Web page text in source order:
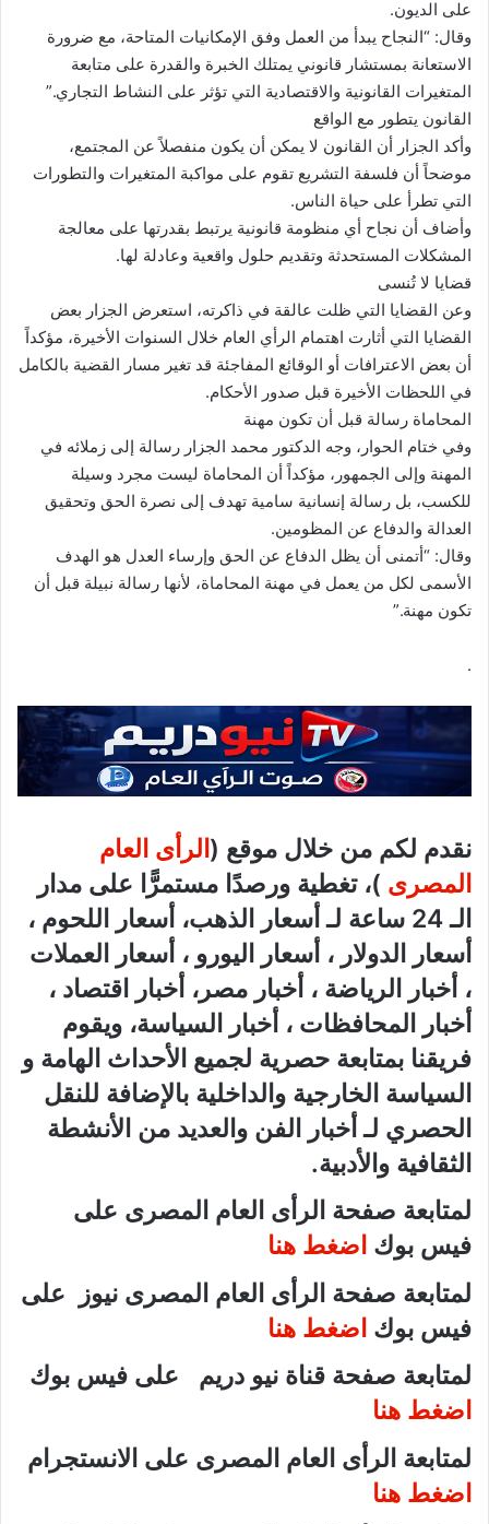
على الديون.
وقال: “النجاح يبدأ من العمل وفق الإمكانيات المتاحة، مع ضرورة
الاستعانة بمستشار قانوني يمتلك الخبرة والقدرة على متابعة
المتغيرات القانونية والاقتصادية التي تؤثر على النشاط التجاري.”
القانون يتطور مع الواقع
وأكد الجزار أن القانون لا يمكن أن يكون منفصلاً عن المجتمع،
موضحاً أن فلسفة التشريع تقوم على مواكبة المتغيرات والتطورات
التي تطرأ على حياة الناس.
وأضاف أن نجاح أي منظومة قانونية يرتبط بقدرتها على معالجة
المشكلات المستحدثة وتقديم حلول واقعية وعادلة لها.
قضايا لا تُنسى
وعن القضايا التي ظلت عالقة في ذاكرته، استعرض الجزار بعض
القضايا التي أثارت اهتمام الرأي العام خلال السنوات الأخيرة، مؤكداً
أن بعض الاعترافات أو الوقائع المفاجئة قد تغير مسار القضية بالكامل
في اللحظات الأخيرة قبل صدور الأحكام.
المحاماة رسالة قبل أن تكون مهنة
وفي ختام الحوار، وجه الدكتور محمد الجزار رسالة إلى زملائه في
المهنة وإلى الجمهور، مؤكداً أن المحاماة ليست مجرد وسيلة
للكسب، بل رسالة إنسانية سامية تهدف إلى نصرة الحق وتحقيق
العدالة والدفاع عن المظومين.
وقال: “أتمنى أن يظل الدفاع عن الحق وإرساء العدل هو الهدف
الأسمى لكل من يعمل في مهنة المحاماة، لأنها رسالة نبيلة قبل أن
تكون مهنة.”
.
نقدم لكم من خلال موقع ( الرأى العام
المصرى )، تغطية ورصدًا مستمرًّا على مدار
الـ 24 ساعة لـ أسعار الذهب، أسعار اللحوم ،
أسعار الدولار ، أسعار اليورو ، أسعار العملات
، أخبار الرياضة ، أخبار مصر، أخبار اقتصاد ،
أخبار المحافظات ، أخبار السياسة، ويقوم
فريقنا بمتابعة حصرية لجميع الأحداث الهامة و
السياسة الخارجية والداخلية بالإضافة للنقل
الحصري لـ أخبار الفن والعديد من الأنشطة
الثقافية والأدبية.
لمتابعة صفحة الرأى العام المصرى على
فيس بوك اضغط هنا
لمتابعة صفحة الرأى العام المصرى نيوز على
فيس بوك اضغط هنا
لمتابعة صفحة قناة نيو دريم على فيس بوك
اضغط هنا
لمتابعة الرأى العام المصرى على الانستجرام
اضغط هنا